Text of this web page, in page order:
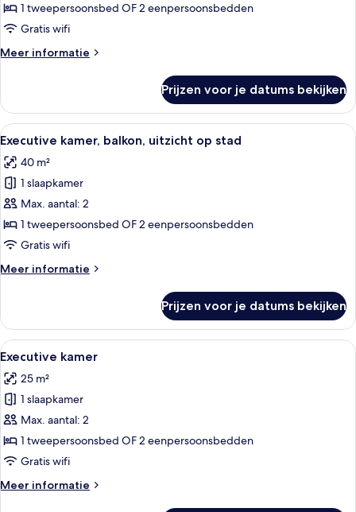
laden1 tweepersoonsbed OF 2 eenpersoonsbedden
Gratis wifi
Meer informatie
Meer
kamer
Prijzen voor je datums bekijken
Alle
foto's
voor
Executive
kamer,
balkon,
uitzicht
stad
Een moderne hotelkamer met een
10
Executive kamer, balkon, uitzicht op stad
40 m²
1 slaapkamer
Max. aantal: 2
1 tweepersoonsbed OF 2 eenpersoonsbedden
Gratis wifi
Meer informatie
Meer
kamer,
balkon,
uitzicht
stad
Prijzen voor je datums bekijken
Alle
foto's
voor
Executive
kamer
laden
Een moderne hotelkamer met een
8
Executive kamer
25 m²
1 slaapkamer
Max. aantal: 2
1 tweepersoonsbed OF 2 eenpersoonsbedden
Gratis wifi
Meer informatie
Meer